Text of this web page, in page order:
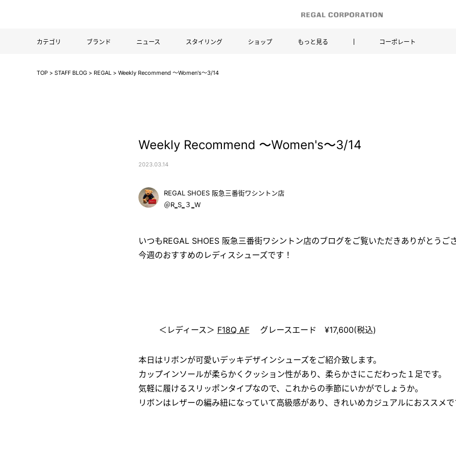
カテゴリ ブランド ニュース スタイリング ショップ もっと見る コーポレート
TOP > STAFF BLOG > REGAL > Weekly Recommend ～Women's～3/14
Weekly Recommend ～Women's～3/14
2023.03.14
REGAL SHOES 阪急三番街ワシントン店
＠R‗S‗３‗W
いつもREGAL SHOES 阪急三番街ワシントン店のブログをご覧いただきありがとうござ
今週のおすすめのレディスシューズです！
＜レディース＞ F18Q AF グレースエード ¥17,600(税込)
本日はリボンが可愛いデッキデザインシューズをご紹介致します。
カップインソールが柔らかくクッション性があり、柔らかさにこだわった１足です。
気軽に履けるスリッポンタイプなので、これからの季節にいかがでしょうか。
リボンはレザーの編み紐になっていて高級感があり、きれいめカジュアルにおススメ